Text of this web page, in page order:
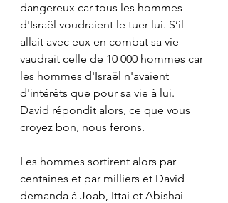
dangereux car tous les hommes
d'Israël voudraient le tuer lui. S’il
allait avec eux en combat sa vie
vaudrait celle de 10 000 hommes car
les hommes d'Israël n'avaient
d'intérêts que pour sa vie à lui.
David répondit alors, ce que vous
croyez bon, nous ferons.
Les hommes sortirent alors par
centaines et par milliers et David
demanda à Joab, Ittai et Abishai